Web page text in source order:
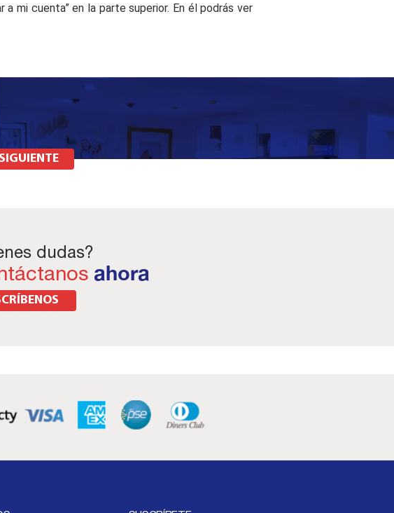
mi cuenta” en la parte superior. En él podrás ver
SIGUIENTE
dudas?
ahora